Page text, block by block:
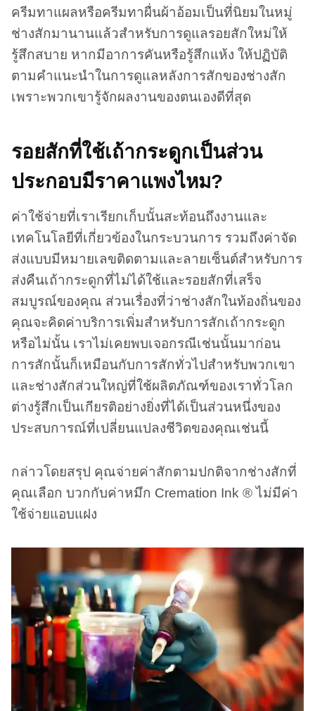
ครีมทาแผลหรือครีมทาผื่นผ้าอ้อมเป็นที่นิยมในหมู่
ช่างสักมานานแล้วสำหรับการดูแลรอยสักใหม่ให้
รู้สึกสบาย หากมีอาการคันหรือรู้สึกแห้ง ให้ปฏิบัติ
ตามคำแนะนำในการดูแลหลังการสักของช่างสัก
เพราะพวกเขารู้จักผลงานของตนเองดีที่สุด
รอยสักที่ใช้เถ้ากระดูกเป็นส่วน
ประกอบมีราคาแพงไหม?
ค่าใช้จ่ายที่เราเรียกเก็บนั้นสะท้อนถึงงานและ
เทคโนโลยีที่เกี่ยวข้องในกระบวนการ รวมถึงค่าจัด
ส่งแบบมีหมายเลขติดตามและลายเซ็นต์สำหรับการ
ส่งคืนเถ้ากระดูกที่ไม่ได้ใช้และรอยสักที่เสร็จ
สมบูรณ์ของคุณ ส่วนเรื่องที่ว่าช่างสักในท้องถิ่นของ
คุณจะคิดค่าบริการเพิ่มสำหรับการสักเถ้ากระดูก
หรือไม่นั้น เราไม่เคยพบเจอกรณีเช่นนั้นมาก่อน
การสักนั้นก็เหมือนกับการสักทั่วไปสำหรับพวกเขา
และช่างสักส่วนใหญ่ที่ใช้ผลิตภัณฑ์ของเราทั่วโลก
ต่างรู้สึกเป็นเกียรติอย่างยิ่งที่ได้เป็นส่วนหนึ่งของ
ประสบการณ์ที่เปลี่ยนแปลงชีวิตของคุณเช่นนี้
กล่าวโดยสรุป คุณจ่ายค่าสักตามปกติจากช่างสักที่
คุณเลือก บวกกับค่าหมึก Cremation Ink ® ไม่มีค่า
ใช้จ่ายแอบแฝง